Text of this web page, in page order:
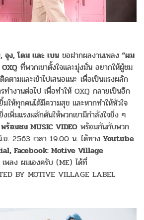
จุง, โดม และ เบน ขอฝากผลงานเพลง “ผม
OXQ ที่พวกเขาตั้งใจและมุ่งมั่น อยากให้ผู้ชม
ตามและเข้าไปเสนอแนะ เพื่อเป็นแรงผลัก
ทำงานต่อไป เพื่อทำให้ OXQ กลายเป็นอีก
ให้ทุกคนได้มีความสุข และหากทำให้หัวใจ
เพิ่มแรงผลักดันให้พวกเขามีกำลังใจยิ่ง ๆ
อมชม MUSIC VIDEO พร้อมกันกับพวก
ย. 2563 เวลา 19.00 น. ได้ทาง Youtube
Facebook: Motive Village
พลง ผมเองครับ (ME) ได้ที่
BY MOTIVE VILLAGE LABEL